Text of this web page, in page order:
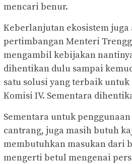
mencari benur.
Keberlanjutan ekosistem juga
pertimbangan Menteri
mengambil kebijakan
dihentikan dulu sampai
satu solusi yang terbaik
Komisi IV. Sementara
Sementara untuk
cantrang, juga masih butuh
membutuhkan masukan dari
mengerti betul mengenai